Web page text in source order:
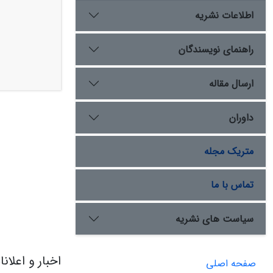
اطلاعات نشریه
راهنمای نویسندگان
ارسال مقاله
داوران
متریک مجله
تماس با ما
سیاست های نشریه
صفحه اصلی اخبار و